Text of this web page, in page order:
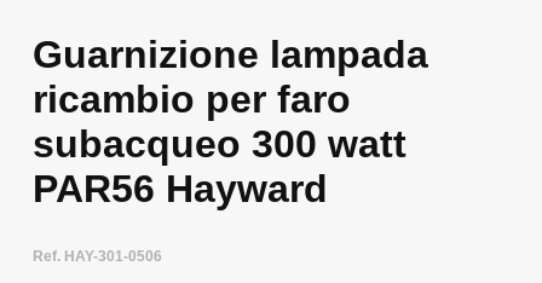
Guarnizione lampada
ricambio per faro
subacqueo 300 watt
PAR56 Hayward
Ref. HAY-301-0506